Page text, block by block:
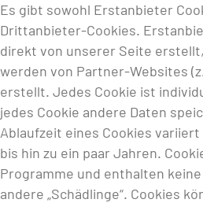
Es gibt sowohl Erstanbieter
Drittanbieter-Cookies.
direkt von unserer Seite
werden von Partner-Websites
erstellt. Jedes Cookie ist
jedes Cookie andere Daten
Ablaufzeit eines Cookies
bis hin zu ein paar Jahren.
Programme und enthalten
andere „Schädlinge“. Cookies